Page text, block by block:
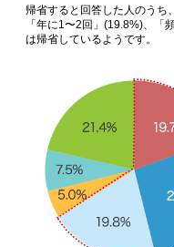
帰省すると回答した人のうち
「年に1〜2回」(19.8%)、「
は帰省しているようです。